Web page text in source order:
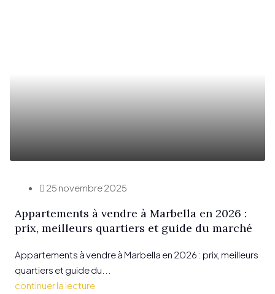
25 novembre 2025
Appartements à vendre à Marbella en 2026 :
prix, meilleurs quartiers et guide du marché
Appartements à vendre à Marbella en 2026 : prix, meilleurs
quartiers et guide du...
continuer la lecture